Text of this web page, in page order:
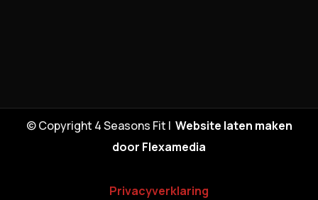
© Copyright 4 Seasons Fit | Website laten maken
door Flexamedia
Privacyverklaring